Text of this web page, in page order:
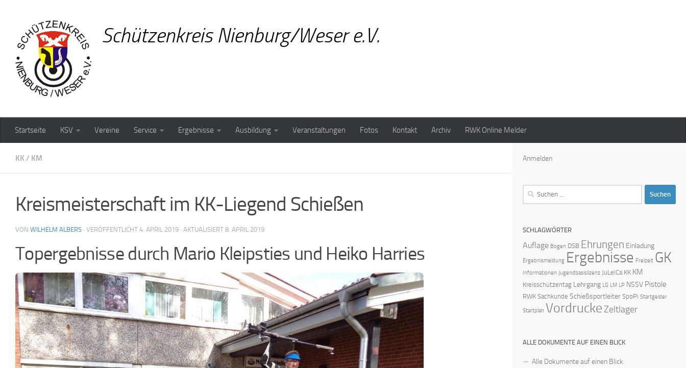
Schützenkreis Nienburg/Weser e.V.
Startseite KSV Vereine Service Ergebnisse Ausbildung Veranstaltungen Fotos Kontakt Archiv RWK Online Melder
KK / KM
Kreismeisterschaft im KK-Liegend Schießen
VON WILHELM ALBERS · VERÖFFENTLICHT 4. APRIL 2019 · AKTUALISIERT 8. APRIL 2019
Topergebnisse durch Mario Kleipsties und Heiko Harries
Anmelden
Suchen
SCHLAGWÖRTER
Auflage Bogen DSB Ehrungen Einladung
Ergebnismeldung Ergebnisse Freizeit GK
Informationen Jugendbasislizenz JuLeiCa KK KM
Kreisschützentag Lehrgang LG LM LP NSSV Pistole
RWK Sachkunde Schießsportleiter SpoPi Startgelder
Startplan VordruckeZeltlager
ALLE DOKUMENTE AUF EINEN BLICK
Alle Dokumente auf einen Blick